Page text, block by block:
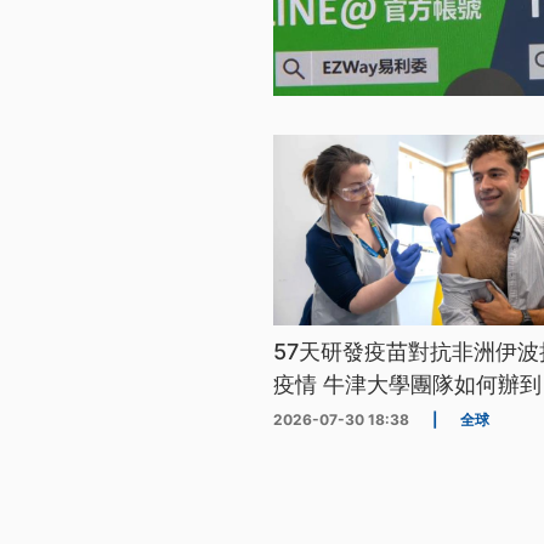
57天研發疫苗對抗非洲伊
疫情 牛津大學團隊如何辦
2026-07-30 18:38 全球